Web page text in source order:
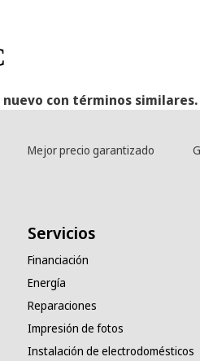
con términos similares.
Mejor precio garantizado
Servicios
Financiación
Energía
Reparaciones
Impresión de fotos
Instalación de electrodomésticos